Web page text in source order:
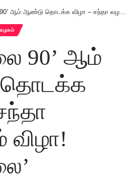
தொடக்க விழா – சந்தா வழங்கும் விழா! ‘விடுதலை’ பத்திரிகையைத் தொடங்குவதற்கு முன்பே தடை!!
கழகம்
90’ ஆம்
விழா!